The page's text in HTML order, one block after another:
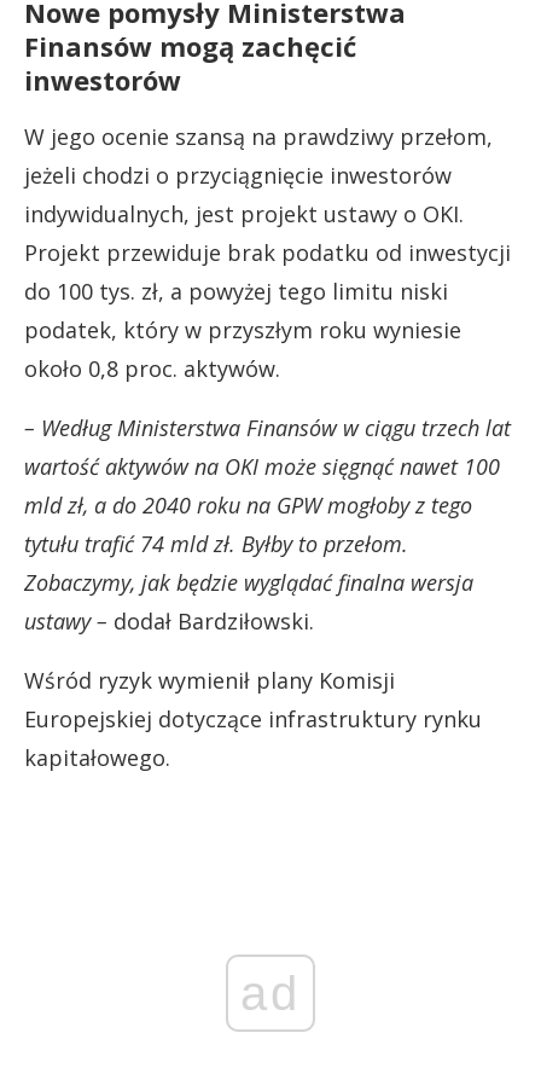
Nowe pomysły Ministerstwa
Finansów mogą zachęcić
inwestorów
W jego ocenie szansą na prawdziwy przełom,
jeżeli chodzi o przyciągnięcie inwestorów
indywidualnych, jest projekt ustawy o OKI.
Projekt przewiduje brak podatku od inwestycji
do 100 tys. zł, a powyżej tego limitu niski
podatek, który w przyszłym roku wyniesie
około 0,8 proc. aktywów.
– Według Ministerstwa Finansów w ciągu trzech lat
wartość aktywów na OKI może sięgnąć nawet 100
mld zł, a do 2040 roku na GPW mogłoby z tego
tytułu trafić 74 mld zł. Byłby to przełom.
Zobaczymy, jak będzie wyglądać finalna wersja
ustawy – dodał Bardziłowski.
Wśród ryzyk wymienił plany Komisji
Europejskiej dotyczące infrastruktury rynku
kapitałowego.
ad